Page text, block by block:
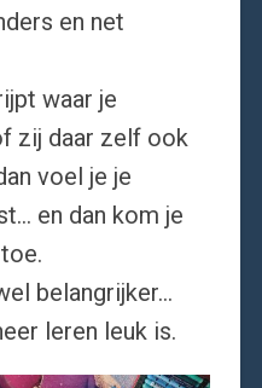
en net
waar je
zij daar zelf ook
voel je je
en dan kom je
belangrijker…
leren leuk is.